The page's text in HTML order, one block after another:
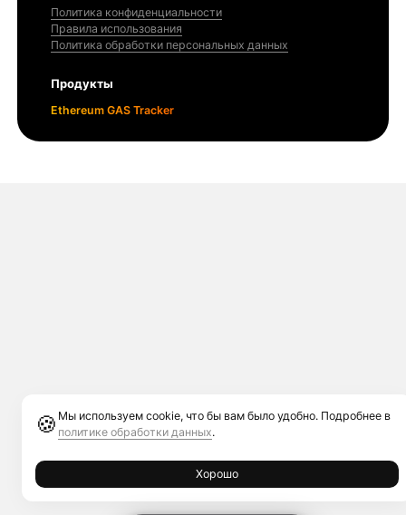
Политика конфиденциальности
Правила использования
Политика обработки персональных данных
🍪 Мы используем cookie, что бы вам было удобно. Подробнее в
политике обработки данных.
Хорошо
Продукты
Ethereum GAS Tracker